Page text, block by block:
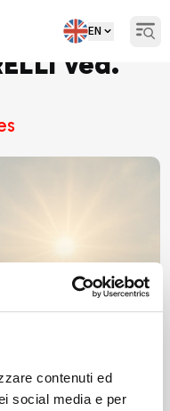
contenuti ed
social media e per
EN
ved.